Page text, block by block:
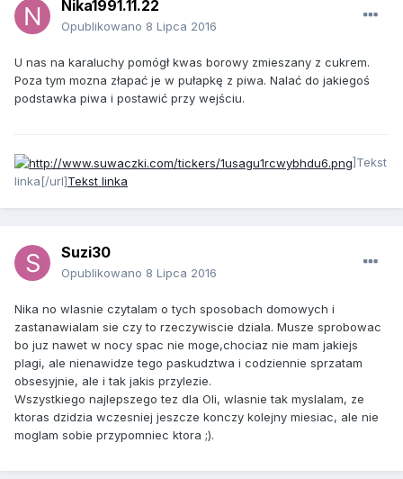
Nika1991.11.22
Opublikowano 8 Lipca 2016
U nas na karaluchy pomógł kwas borowy zmieszany z cukrem.
Poza tym mozna złapać je w pułapkę z piwa. Nalać do jakiegoś
podstawka piwa i postawić przy wejściu.
]Tekst
linka[/url]Tekst linka
Suzi30
Opublikowano 8 Lipca 2016
Nika no wlasnie czytalam o tych sposobach domowych i
zastanawialam sie czy to rzeczywiscie dziala. Musze sprobowac
bo juz nawet w nocy spac nie moge,chociaz nie mam jakiejs
plagi, ale nienawidze tego paskudztwa i codziennie sprzatam
obsesyjnie, ale i tak jakis przylezie.
Wszystkiego najlepszego tez dla Oli, wlasnie tak myslalam, ze
ktoras dzidzia wczesniej jeszcze konczy kolejny miesiac, ale nie
moglam sobie przypomniec ktora ;).